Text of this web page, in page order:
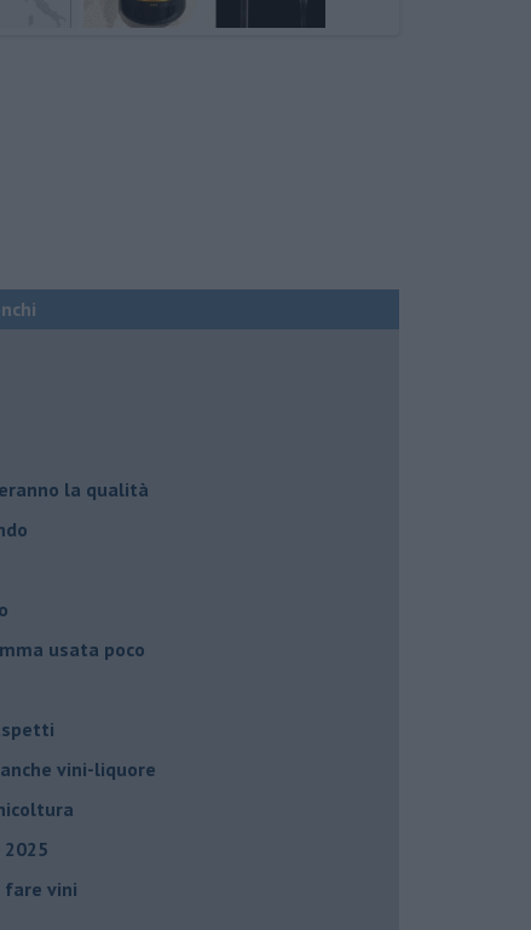
la qualità
usata poco
vini-liquore
fare vini